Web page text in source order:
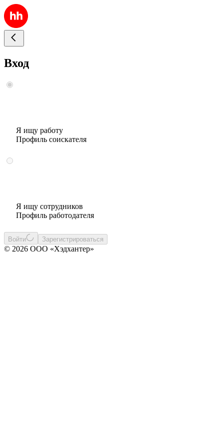
Вход
Я ищу работу
Профиль соискателя
Я ищу сотрудников
Профиль работодателя
Войти Зарегистрироваться
© 2026 ООО «Хэдхантер»